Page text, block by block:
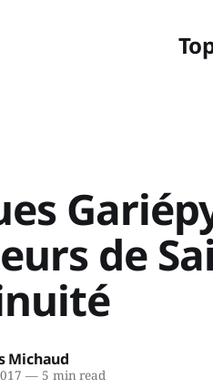
de
Michaud
—5 min read